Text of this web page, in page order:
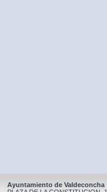
Ayuntamiento de Valdeconcha